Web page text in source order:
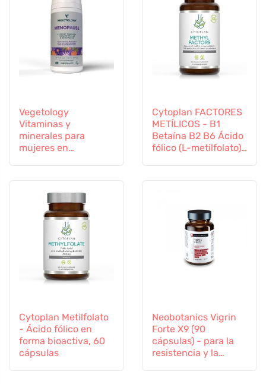
Vegetology
Vitaminas y
minerales para
mujeres en
Cytoplan FACTORES
METÍLICOS - B1
Betaína B2 B6 Ácido
fólico (L-metilfolato)
Cytoplan Metilfolato
- Ácido fólico en
forma bioactiva, 60
cápsulas
Neobotanics Vigrin
Forte X9 (90
cápsulas) - para la
resistencia y la